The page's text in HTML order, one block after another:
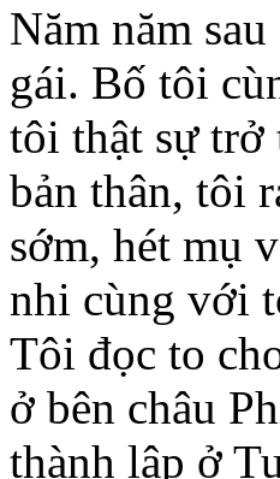
Năm năm
gái. Bố tôi
tôi thật sự trở
bản thân, tôi
sớm, hét mụ
nhi cùng với
Tôi đọc to
ở bên châu
thành lập ở